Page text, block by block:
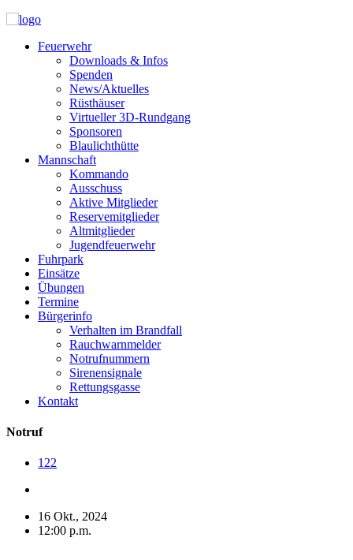
Feuerwehr
Downloads & Infos
Spenden
News/Aktuelles
Rüsthäuser
Virtueller 3D-Rundgang
Sponsoren
Blaulichthütte
Mannschaft
Kommando
Ausschuss
Aktive Mitglieder
Reservemitglieder
Altmitglieder
Jugendfeuerwehr
Fuhrpark
Einsätze
Übungen
Termine
Bürgerinfo
Verhalten im Brandfall
Rauchwarnmelder
Notrufnummern
Sirenensignale
Rettungsgasse
Kontakt
Notruf
122
16 Okt., 2024
12:00 p.m.